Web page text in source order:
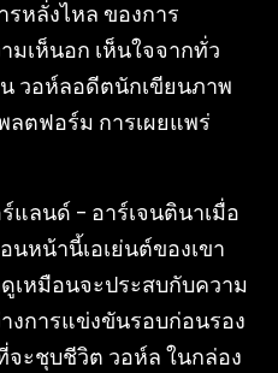
หลั่งไหล ของการ
เห็นอก เห็นใจจากทั่ว
น วอห์ลอดีตนักเขียนภาพ
ลตฟอร์ม การเผยแพร่
แลนด์ – อาร์เจนตินาเมื่อ
นหน้านี้เอเย่นต์ของเขา
เหมือนจะประสบกับความ
งการแข่งขันรอบก่อนรอง
ะชุบชีวิต วอห์ล ในกล่อง